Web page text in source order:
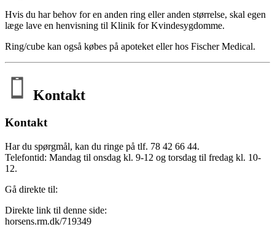
Hvis du har behov for en anden ring eller anden størrelse, skal egen
læge lave en henvisning til Klinik for Kvindesygdomme.
Ring/cube kan også købes på apoteket eller hos Fischer Medical.
Kontakt
Kontakt
Har du spørgmål, kan du ringe på tlf. 78 42 66 44.
Telefontid: Mandag til onsdag kl. 9-12 og torsdag til fredag kl. 10-
12.
Gå direkte til:
Direkte link til denne side:
horsens.rm.dk/719349